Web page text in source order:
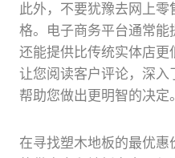
此外，不要犹豫去网上
格。电子商务平台通常
还能提供比传统实体店
让您阅读客户评论，深
帮助您做出更明智的决定。
在寻找塑木地板的最优